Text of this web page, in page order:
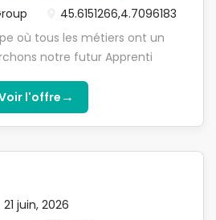
45.6151266,4.7096183
où tous les métiers ont un
notre futur Apprenti
sein de notre agence de
Forestier Group, chaque
contribuez à faire rayonner
faites par les
l'offre →
21 juin, 2026